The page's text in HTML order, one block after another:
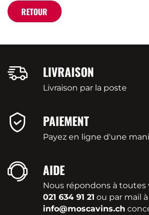
RETOUR
LIVRAISON
Livraison par la poste
PAIEMENT
Payez en ligne d'une
AIDE
Nous répondons à toutes
021 634 91 21 ou par mail à
info@moscavins.ch